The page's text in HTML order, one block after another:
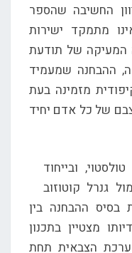
החשיבה שהספר
מתמקד ישירות
המעיקה של תודעת
ההבחנה שמעמיד
מזמינה בעת
של כל אדם יחיד
ובייחוד
גנרל קוטוזוב
בסיס ההבחנה בין
מצטיין בתכנון
הצבאית תחת